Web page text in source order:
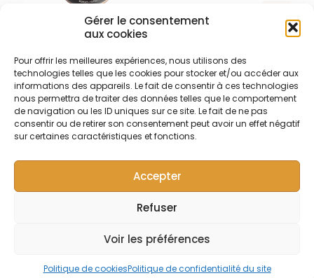
Gérer le consentement
aux cookies
Pour offrir les meilleures expériences, nous utilisons des
technologies telles que les cookies pour stocker et/ou accéder aux
informations des appareils. Le fait de consentir à ces technologies
nous permettra de traiter des données telles que le comportement
de navigation ou les ID uniques sur ce site. Le fait de ne pas
consentir ou de retirer son consentement peut avoir un effet négatif
sur certaines caractéristiques et fonctions.
Accepter
Refuser
Voir les préférences
Politique de cookiesPolitique de confidentialité du site
003-006-072 – Cône
échantillonneur Nickel
Cône échantillonneur
(sampler) en nickel base
Cuivre pour Thermo iCAP Q
et Série X – Certifié selon
massique non plaqué)